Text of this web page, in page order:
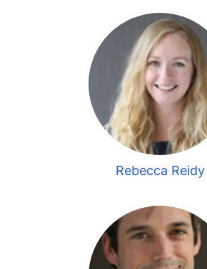
Rebecca Reidy